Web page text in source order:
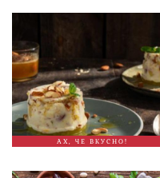
АХ, ЧЕ ВКУСНО!